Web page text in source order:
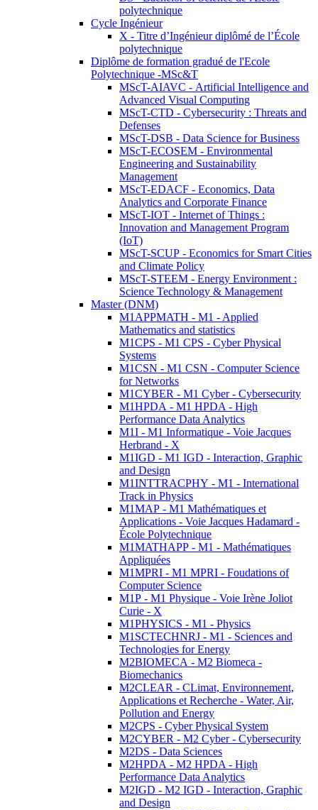
polytechnique
Cycle Ingénieur
X - Titre d’Ingénieur diplômé de l’École
polytechnique
Diplôme de formation gradué de l'Ecole
Polytechnique -MSc&T
MScT-AIAVC - Artificial Intelligence and
Advanced Visual Computing
MScT-CTD - Cybersecurity : Threats and
Defenses
MScT-DSB - Data Science for Business
MScT-ECOSEM - Environmental
Engineering and Sustainability
Management
MScT-EDACF - Economics, Data
Analytics and Corporate Finance
MScT-IOT - Internet of Things :
Innovation and Management Program
(IoT)
MScT-SCUP - Economics for Smart Cities
and Climate Policy
MScT-STEEM - Energy Environment :
Science Technology & Management
Master (DNM)
M1APPMATH - M1 - Applied
Mathematics and statistics
M1CPS - M1 CPS - Cyber Physical
Systems
M1CSN - M1 CSN - Computer Science
for Networks
M1CYBER - M1 Cyber - Cybersecurity
M1HPDA - M1 HPDA - High
Performance Data Analytics
M1I - M1 Informatique - Voie Jacques
Herbrand - X
M1IGD - M1 IGD - Interaction, Graphic
and Design
M1INTTRACPHY - M1 - International
Track in Physics
M1MAP - M1 Mathématiques et
Applications - Voie Jacques Hadamard -
École Polytechnique
M1MATHAPP - M1 - Mathématiques
Appliquées
M1MPRI - M1 MPRI - Foudations of
Computer Science
M1P - M1 Physique - Voie Irène Joliot
Curie - X
M1PHYSICS - M1 - Physics
M1SCTECHNRJ - M1 - Sciences and
Technologies for Energy
M2BIOMECA - M2 Biomeca -
Biomechanics
M2CLEAR - CLimat, Environnement,
Applications et Recherche - Water, Air,
Pollution and Energy
M2CPS - Cyber Physical System
M2CYBER - M2 Cyber - Cybersecurity
M2DS - Data Sciences
M2HPDA - M2 HPDA - High
Performance Data Analytics
M2IGD - M2 IGD - Interaction, Graphic
and Design